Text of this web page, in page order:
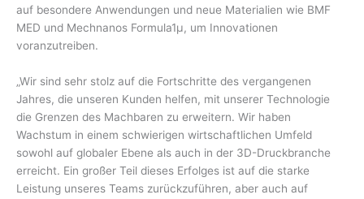
auf besondere Anwendungen und neue Materialien wie BMF
MED und Mechnanos Formula1µ, um Innovationen
voranzutreiben.
„Wir sind sehr stolz auf die Fortschritte des vergangenen
Jahres, die unseren Kunden helfen, mit unserer Technologie
die Grenzen des Machbaren zu erweitern. Wir haben
Wachstum in einem schwierigen wirtschaftlichen Umfeld
sowohl auf globaler Ebene als auch in der 3D-Druckbranche
erreicht. Ein großer Teil dieses Erfolges ist auf die starke
Leistung unseres Teams zurückzuführen, aber auch auf